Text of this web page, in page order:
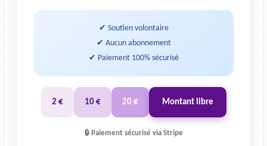
✔ Soutien volontaire
✔ Aucun abonnement
✔ Paiement 100% sécurisé
2 € 10 € 20 € Montant libre
🔒 Paiement sécurisé via Stripe